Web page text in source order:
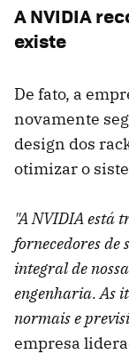
A NVIDIA
existe
De fato, a
novamente
design dos
otimizar o
"A NVIDIA está
fornecedores de
integral de
engenharia. As
normais e
empresa